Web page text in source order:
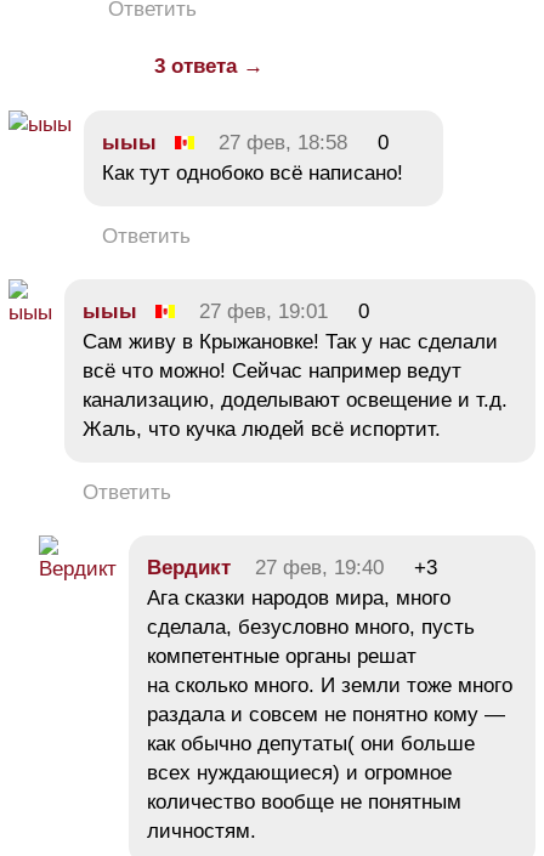
Ответить
3 ответа →
ыыы 27 фев, 18:58
0
Как тут однобоко всё написано!
Ответить
ыыы 27 фев, 19:01
0
Сам живу в Крыжановке! Так у нас сделали
всё что можно! Сейчас например ведут
канализацию, доделывают освещение и т.д.
Жаль, что кучка людей всё испортит.
Ответить
Вердикт 27 фев, 19:40
+3
Ага сказки народов мира, много
сделала, безусловно много, пусть
компетентные органы решат
на сколько много. И земли тоже много
раздала и совсем не понятно кому —
как обычно депутаты( они больше
всех нуждающиеся) и огромное
количество вообще не понятным
личностям.